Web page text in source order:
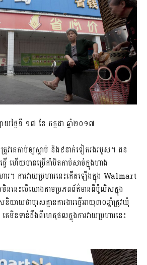
ថ្ងៃទី ១៧ ខែ កក្កដា ឆ្នាំ២០១៧
រូវគេកាប់ឲ្យស្លាប់ និង៩នាក់ទៀតរងរបួស។ ជន
វើ ហើយបានប្រើកាំបិតកាប់សាច់ក្នុងហាង
រ។ ការវាយប្រហារនេះកើតឡើងក្នុង Walmart
ចិននេះបើយោងតាមប្រភពព័ត៌មានពីប៉ូលិសក្នុង
យថាបុរសគ្មានការងារធ្វើអាយុ៣០ឆ្នាំត្រូវឃុំ
េមិនទាន់ដឹងពីហេតុផលក្នុងការវាយប្រហារនេះ